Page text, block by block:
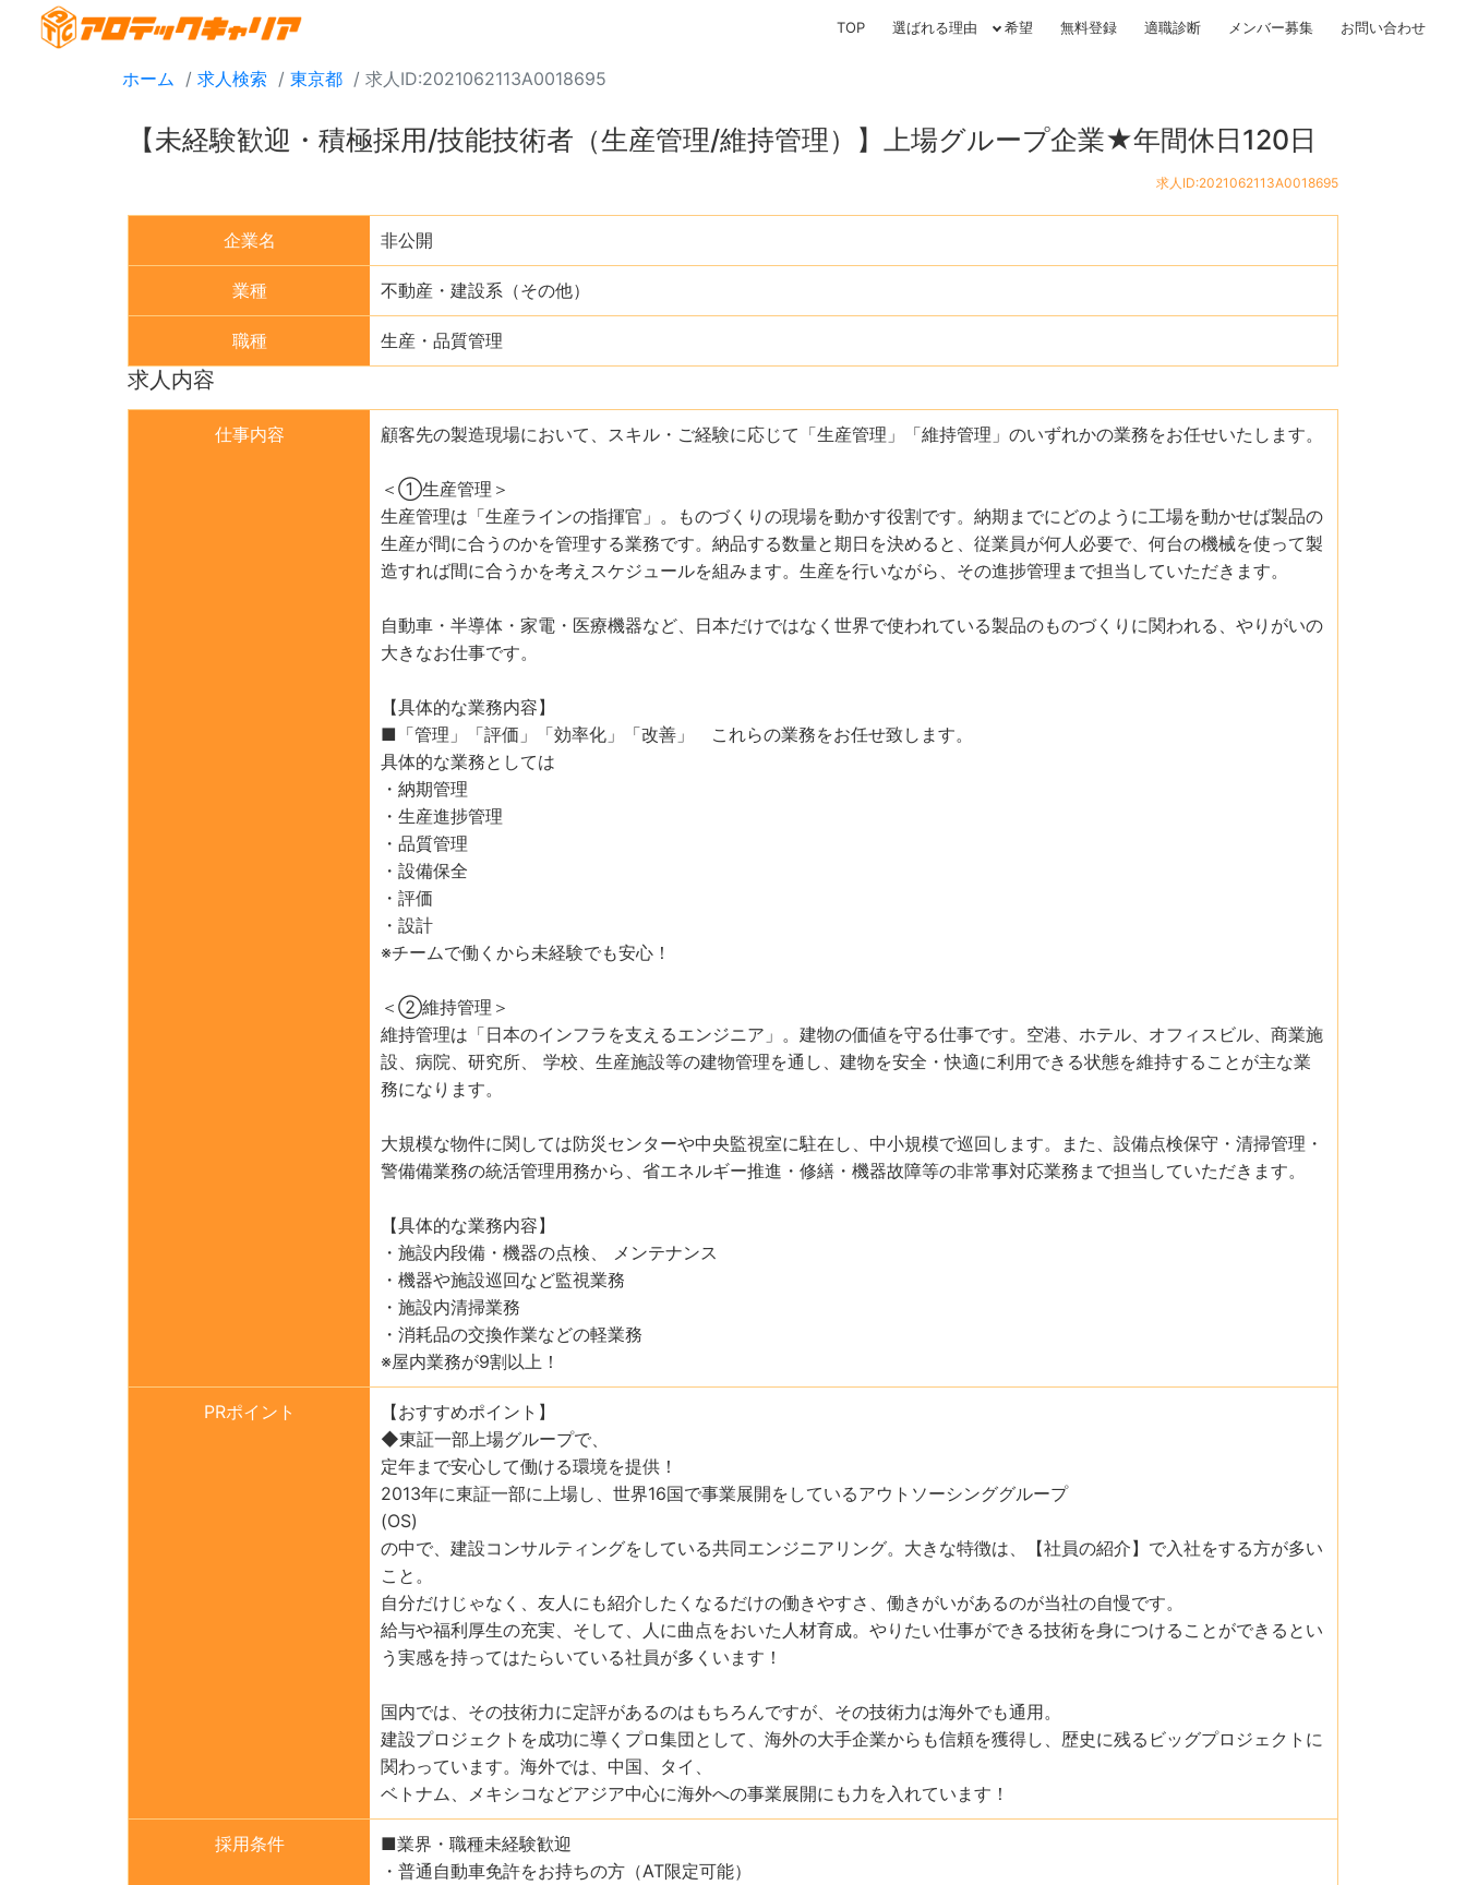
TOP 選ばれる理由 希望 無料登録 適職診断 メンバー募集 お問い合わせ
ホーム 求人検索 東京都 求人ID:2021062113A0018695
【未経験歓迎・積極採用/技能技術者（生産管理/維持管理）】上場グループ企業★年間休日120日
求人ID:2021062113A0018695
企業名 非公開
業種 不動産・建設系（その他）
職種 生産・品質管理
求人内容
仕事内容 顧客先の製造現場において、スキル・ご経験に応じて「生産管理」「維持管理」のいずれかの業務をお任せいたします。
＜①生産管理＞
生産管理は「生産ラインの指揮官」。ものづくりの現場を動かす役割です。納期までにどのように工場を動かせば製品の
生産が間に合うのかを管理する業務です。納品する数量と期日を決めると、従業員が何人必要で、何台の機械を使って製
造すれば間に合うかを考えスケジュールを組みます。生産を行いながら、その進捗管理まで担当していただきます。
自動車・半導体・家電・医療機器など、日本だけではなく世界で使われている製品のものづくりに関われる、やりがいの
大きなお仕事です。
【具体的な業務内容】
■「管理」「評価」「効率化」「改善」 これらの業務をお任せ致します。
具体的な業務としては
・納期管理
・生産進捗管理
・品質管理
・設備保全
・評価
・設計
※チームで働くから未経験でも安心！
＜②維持管理＞
維持管理は「日本のインフラを支えるエンジニア」。建物の価値を守る仕事です。空港、ホテル、オフィスビル、商業施
設、病院、研究所、 学校、生産施設等の建物管理を通し、建物を安全・快適に利用できる状態を維持することが主な業
務になります。
大規模な物件に関しては防災センターや中央監視室に駐在し、中小規模で巡回します。また、設備点検保守・清掃管理・
警備備業務の統活管理用務から、省エネルギー推進・修繕・機器故障等の非常事対応業務まで担当していただきます。
【具体的な業務内容】
・施設内段備・機器の点検、 メンテナンス
・機器や施設巡回など監視業務
・施設内清掃業務
・消耗品の交換作業などの軽業務
※屋内業務が9割以上！
PRポイント
【おすすめポイント】
◆東証一部上場グループで、
定年まで安心して働ける環境を提供！
2013年に東証一部に上場し、世界16国で事業展開をしているアウトソーシンググループ
(OS)
の中で、建設コンサルティングをしている共同エンジニアリング。大きな特徴は、【社員の紹介】で入社をする方が多い
こと。
自分だけじゃなく、友人にも紹介したくなるだけの働きやすさ、働きがいがあるのが当社の自慢です。
給与や福利厚生の充実、そして、人に曲点をおいた人材育成。やりたい仕事ができる技術を身につけることができるとい
う実感を持ってはたらいている社員が多くいます！
国内では、その技術力に定評があるのはもちろんですが、その技術力は海外でも通用。
建設プロジェクトを成功に導くプロ集団として、海外の大手企業からも信頼を獲得し、歴史に残るビッグプロジェクトに
関わっています。海外では、中国、タイ、
ベトナム、メキシコなどアジア中心に海外への事業展開にも力を入れています！
採用条件
■業界・職種未経験歓迎
・普通自動車免許をお持ちの方（AT限定可能）